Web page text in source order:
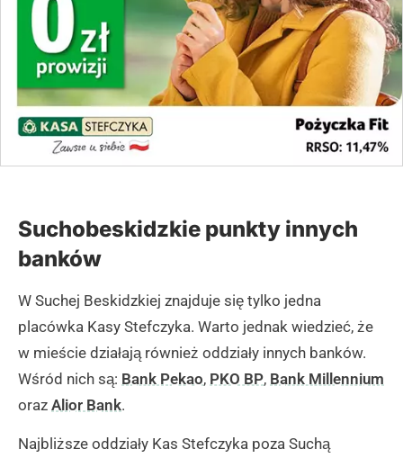
Suchobeskidzkie punkty innych
banków
W Suchej Beskidzkiej znajduje się tylko jedna
placówka Kasy Stefczyka. Warto jednak wiedzieć, że
w mieście działają również oddziały innych banków.
Wśród nich są: Bank Pekao, PKO BP, Bank Millennium
oraz Alior Bank.
Najbliższe oddziały Kas Stefczyka poza Suchą